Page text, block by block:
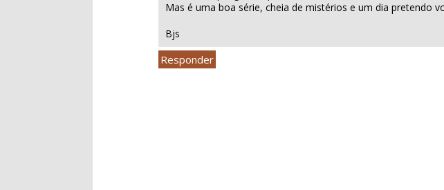
Mas é uma boa série, cheia de mistérios e um dia pretendo
Bjs
Responder